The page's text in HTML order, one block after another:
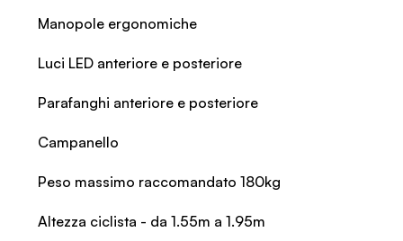
Manopole ergonomiche
Luci LED anteriore e posteriore
Parafanghi anteriore e posteriore
Campanello
Peso massimo raccomandato 180kg
Altezza ciclista - da 1.55m a 1.95m